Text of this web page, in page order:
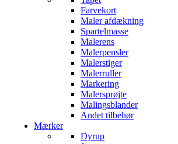
Farvekort
Maler afdækning
Spartelmasse
Malerens
Malerpensler
Malerstiger
Malerruller
Markering
Malersprøjte
Malingsblander
Andet tilbehør
Mærker
Dyrup